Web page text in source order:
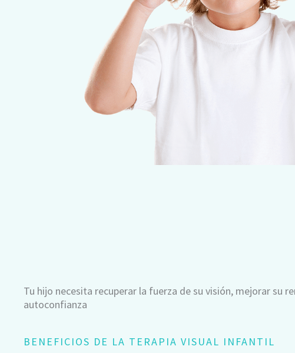
Tu hijo necesita recuperar la fuerza de su visión, mejorar su
autoconfianza
BENEFICIOS DE LA TERAPIA VISUAL INFANTIL